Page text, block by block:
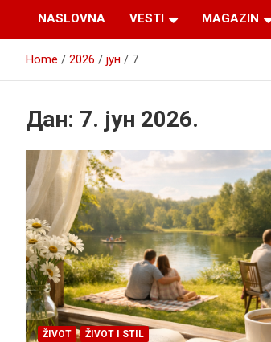
NASLOVNA VESTI MAGAZIN
Home 2026 јун 7
Дан: 7. јун 2026.
ŽIVOT ŽIVOT I STIL